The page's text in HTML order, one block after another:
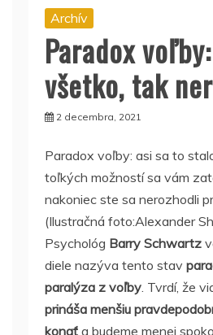
Archív
Paradox
všetko, tak
2 decembra, 2021
Paradox voľby: asi sa to
toľkých možností sa vám
nakoniec ste sa nerozhodli
(Ilustračná foto:Alexander
Psychológ Barry Schwartz
diele nazýva tento stav
paralýza z voľby. Tvrdí, že
prináša menšiu
konať a budeme menej